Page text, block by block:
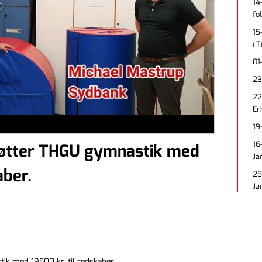
THGU gymnastik med
i